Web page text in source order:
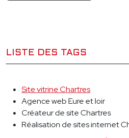
LISTE DES TAGS
Site vitrine Chartres
Agence web Eure et loir
Créateur de site Chartres
Réalisation de sites internet